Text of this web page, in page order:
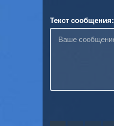
Текст сообщения: